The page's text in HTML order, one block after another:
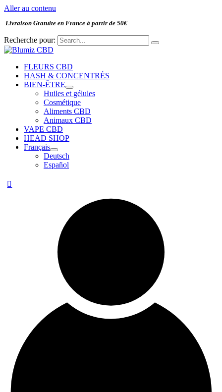
Aller au contenu
Livraison Gratuite en France à partir de 50€
Recherche pour:
FLEURS CBD
HASH & CONCENTRÉS
BIEN-ÊTRE
Huiles et gélules
Cosmétique
Aliments CBD
Animaux CBD
VAPE CBD
HEAD SHOP
Français
Deutsch
Español